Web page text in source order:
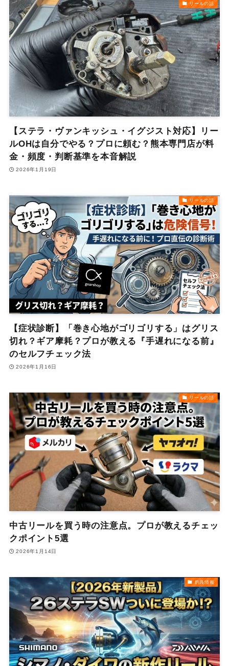
リールの話
【ステラ・ヴァンキッシュ・イグジスト対応】リー
ルOHは自分でやる？プロに頼む？熊本専門店が料
金・頻度・判断基準を本音解説
2026年1月19日
リールの話
【症状診断】「巻き心地がゴリゴリする」はグリス
切れ？ギア摩耗？プロが教える『手遅れになる前』
のセルフチェック法
2026年1月16日
リールの話
中古リールを買う時の注意点。プロが教えるチェッ
クポイント5選
2026年1月14日
釣具情報